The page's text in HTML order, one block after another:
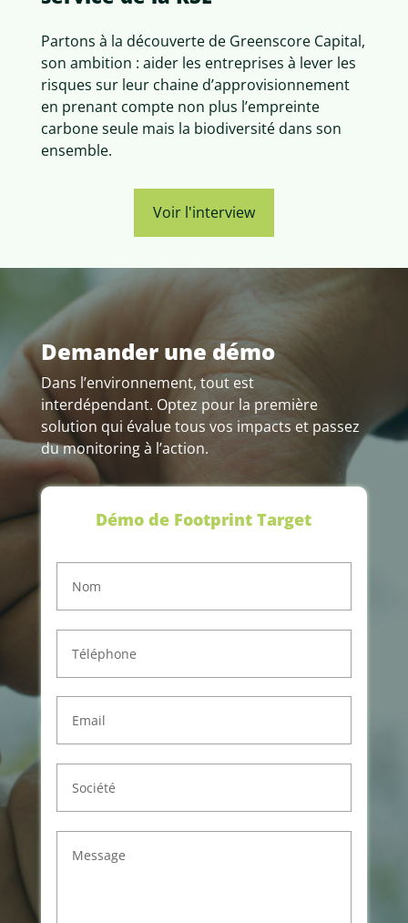
Partons à la découverte de Greenscore Capital,
son ambition : aider les entreprises à lever les
risques sur leur chaine d’approvisionnement
en prenant compte non plus l’empreinte
carbone seule mais la biodiversité dans son
ensemble.
Voir l'interview
Demander une démo
Dans l’environnement, tout est
interdépendant. Optez pour la première
solution qui évalue tous vos impacts et passez
du monitoring à l’action.
Démo de Footprint Target